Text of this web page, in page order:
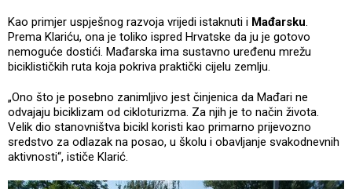
Kao primjer uspješnog razvoja vrijedi istaknuti i Mađarsku.
Prema Klariću, ona je toliko ispred Hrvatske da ju je gotovo
nemoguće dostići. Mađarska ima sustavno uređenu mrežu
biciklističkih ruta koja pokriva praktički cijelu zemlju.
„Ono što je posebno zanimljivo jest činjenica da Mađari ne
odvajaju biciklizam od cikloturizma. Za njih je to način života.
Velik dio stanovništva bicikl koristi kao primarno prijevozno
sredstvo za odlazak na posao, u školu i obavljanje svakodnevnih
aktivnosti“, ističe Klarić.